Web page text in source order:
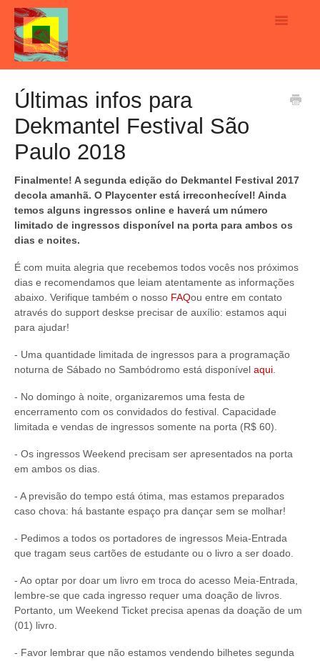
Toggle
English
Contact
Últimas infos para
Dekmantel Festival São
Paulo 2018
Finalmente! A segunda edição do Dekmantel Festival 2017
decola amanhã. O Playcenter está irreconhecível! Ainda
temos alguns ingressos online e haverá um número
limitado de ingressos disponível na porta para ambos os
dias e noites.
É com muita alegria que recebemos todos vocês nos próximos
dias e recomendamos que leiam atentamente as informações
abaixo. Verifique também o nosso FAQou entre em contato
através do support deskse precisar de auxílio: estamos aqui
para ajudar!
- Uma quantidade limitada de ingressos para a programação
noturna de Sábado no Sambódromo está disponível aqui.
- No domingo à noite, organizaremos uma festa de
encerramento com os convidados do festival. Capacidade
limitada e vendas de ingressos somente na porta (R$ 60).
- Os ingressos Weekend precisam ser apresentados na porta
em ambos os dias.
- A previsão do tempo está ótima, mas estamos preparados
caso chova: há bastante espaço pra dançar sem se molhar!
- Pedimos a todos os portadores de ingressos Meia-Entrada
que tragam seus cartões de estudante ou o livro a ser doado.
- Ao optar por doar um livro em troca do acesso Meia-Entrada,
lembre-se que cada ingresso requer uma doação de livros.
Portanto, um Weekend Ticket precisa apenas da doação de um
(01) livro.
- Favor lembrar que não estamos vendendo bilhetes segunda